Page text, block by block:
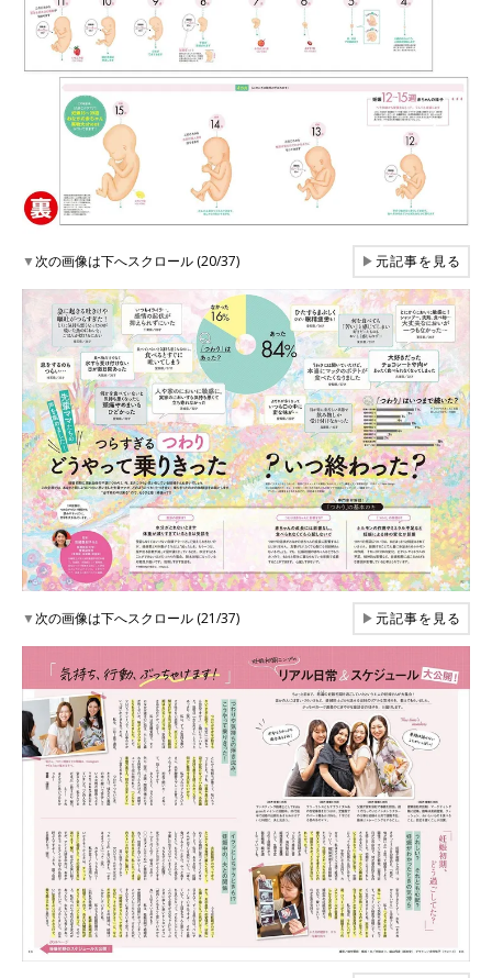
▼次の画像は下へスクロール (20/37) ▶元記事を見る
▼次の画像は下へスクロール (21/37) ▶元記事を見る